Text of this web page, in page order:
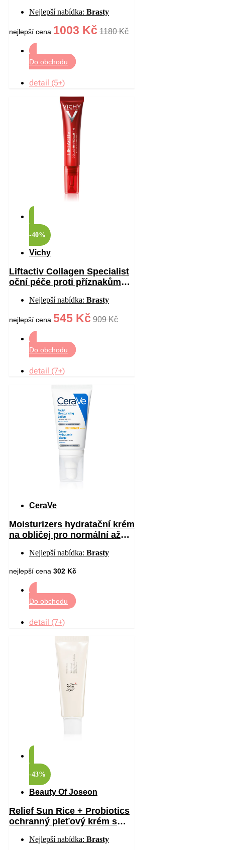
30 mlNejlepší nabídka: Brasty
nejlepší cena 1003 Kč 1180 Kč
Do obchodu
detail (5+)
-40%
Vichy
Liftactiv Collagen Specialist
oční péče proti příznakům
Nejlepší nabídka: Brasty
nejlepší cena 545 Kč 909 Kč
Do obchodu
detail (7+)
CeraVe
Moisturizers hydratační krém
na obličej pro normální až
Nejlepší nabídka: Brasty
nejlepší cena 302 Kč
Do obchodu
detail (7+)
-43%
Beauty Of Joseon
Relief Sun Rice + Probiotics
ochranný pleťový krém s
Nejlepší nabídka: Brasty